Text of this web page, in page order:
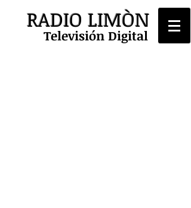
RADIO LIMÒN
Televisión Digital